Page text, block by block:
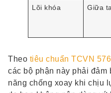
Lõi khóa Giữa
Theo tiêu chuẩn TCVN
các bộ phận này phải đảm
năng chống xoay khi chịu